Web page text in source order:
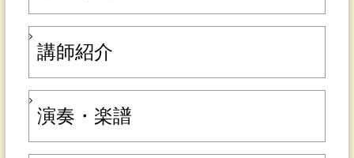
シ
ョ
ン
講師紹介
演奏・楽譜